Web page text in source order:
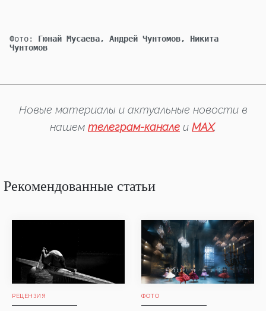
Фото: Гюнай Мусаева, Андрей Чунтомов, Никита
Чунтомов
Новые материалы и актуальные новости в
нашем телеграм-канале и MAX.
Рекомендованные статьи
РЕЦЕНЗИЯ ФОТО